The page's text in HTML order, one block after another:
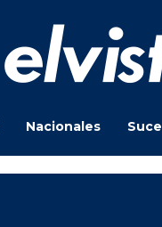
Nacionales